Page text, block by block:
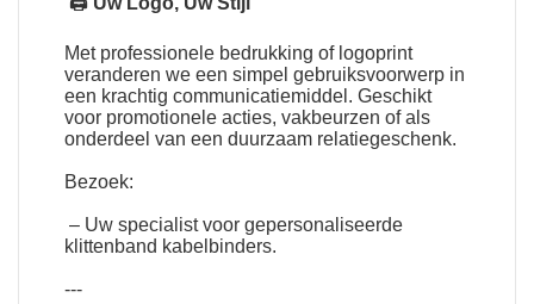
Met professionele bedrukking of logoprint
veranderen we een simpel gebruiksvoorwerp in
een krachtig communicatiemiddel. Geschikt
voor promotionele acties, vakbeurzen of als
onderdeel van een duurzaam relatiegeschenk.
Bezoek:
– Uw specialist voor gepersonaliseerde
klittenband kabelbinders.
---